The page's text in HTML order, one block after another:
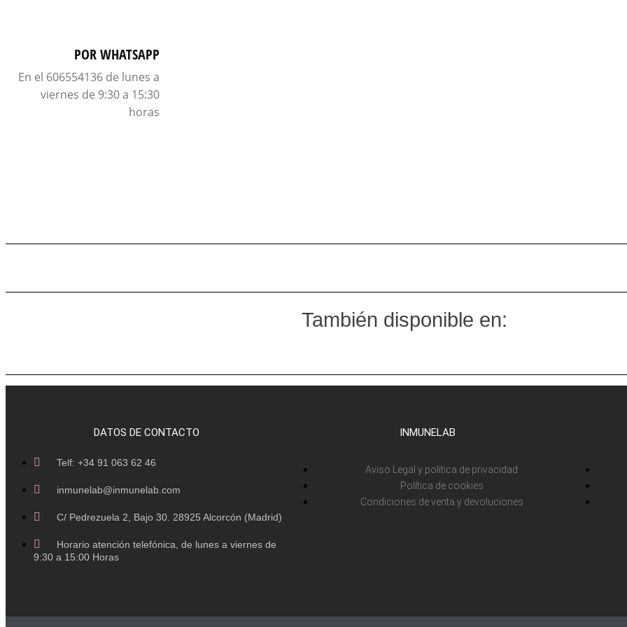
POR WHATSAPP
En el 606554136 de lunes a
viernes de 9:30 a 15:30
horas
También disponible en:
DATOS DE CONTACTO
Telf: +34 91 063 62 46
inmunelab@inmunelab.com
C/ Pedrezuela 2, Bajo 30. 28925 Alcorcón (Madrid)
Horario atención telefónica, de lunes a viernes de
9:30 a 15:00 Horas
INMUNELAB
Aviso Legal y politica de privacidad
Política de cookies
Condiciones de venta y devoluciones